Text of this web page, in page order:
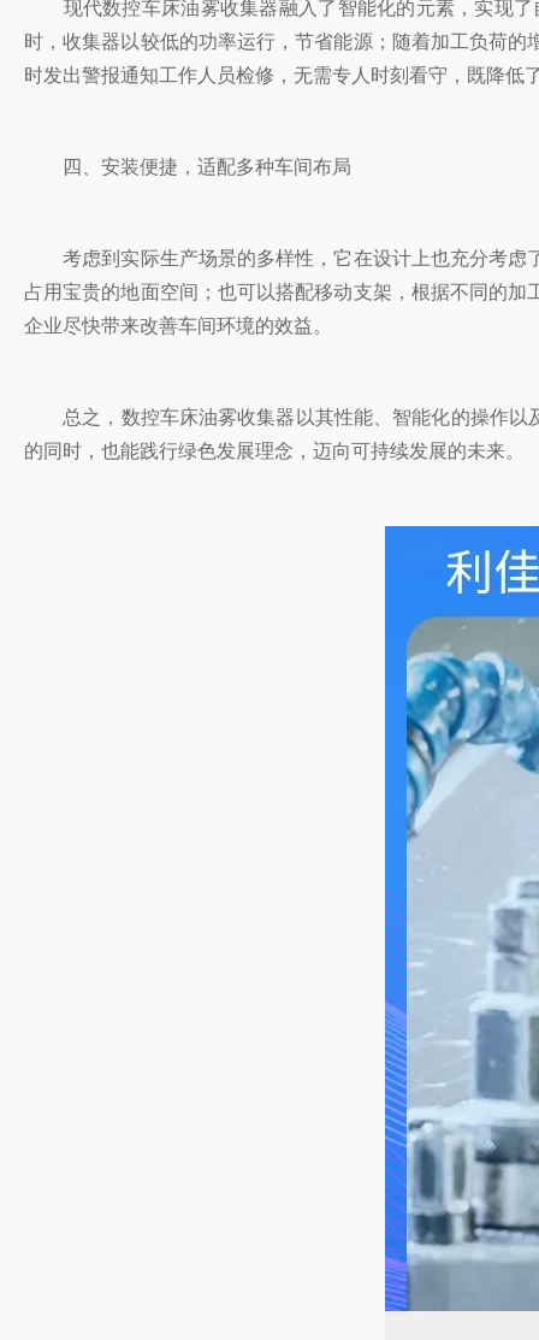
现代数控车床油雾收集器融入了智能化的元素，实现了
时，收集器以较低的功率运行，节省能源；随着加工负荷
时发出警报通知工作人员检修，无需专人时刻看守，既降
四、安装便捷，适配多种车间布局
考虑到实际生产场景的多样性，它在设计上也充分考虑
占用宝贵的地面空间；也可以搭配移动支架，根据不同的
企业尽快带来改善车间环境的效益。
总之，数控车床油雾收集器以其性能、智能化的操作以
的同时，也能践行绿色发展理念，迈向可持续发展的未来。